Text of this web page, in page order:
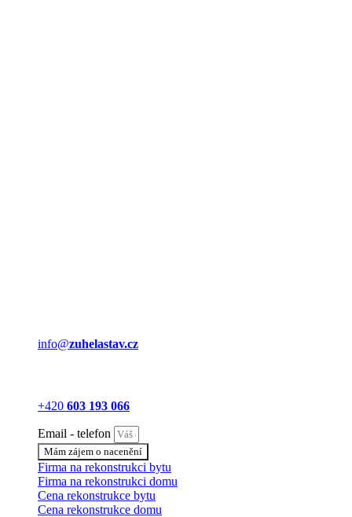
info@zuhelastav.cz
+420 603 193 066
Email - telefon
Mám zájem o nacenění
Firma na rekonstrukci bytu
Firma na rekonstrukci domu
Cena rekonstrukce bytu
Cena rekonstrukce domu